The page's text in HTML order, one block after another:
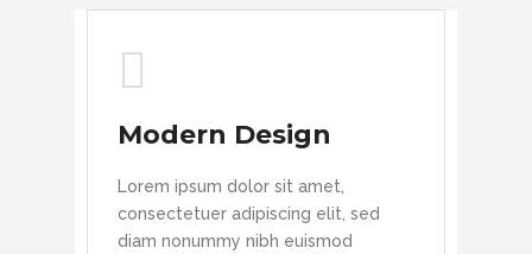
Modern Design
Lorem ipsum dolor sit amet,
consectetuer adipiscing elit, sed
diam nonummy nibh euismod